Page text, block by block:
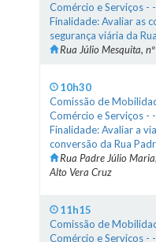
Comércio e Serviços -
Finalidade: Avaliar as
segurança viária da
Rua Júlio Mesquita,
10h30
Comissão de
Comércio e Serviços -
Finalidade: Avaliar a
conversão da Rua
Rua Padre Júlio
Alto Vera Cruz
11h15
Comissão de
Comércio e Serviços -